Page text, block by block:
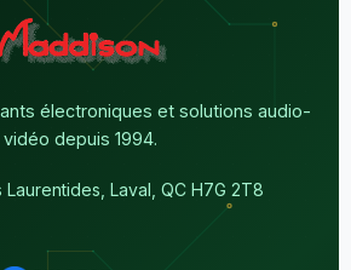
électroniques et solutions audio-
vidéo depuis 1994.
Laval, QC H7G 2T8